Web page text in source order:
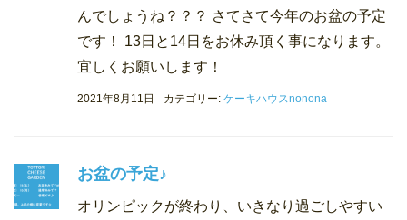
んでしょうね？？？ さてさて今年のお盆の予定
です！ 13日と14日をお休み頂く事になります。
宜しくお願いします！
2021年8月11日 カテゴリー: ケーキハウスnonona
お盆の予定♪
オリンピックが終わり、いきなり過ごしやすい